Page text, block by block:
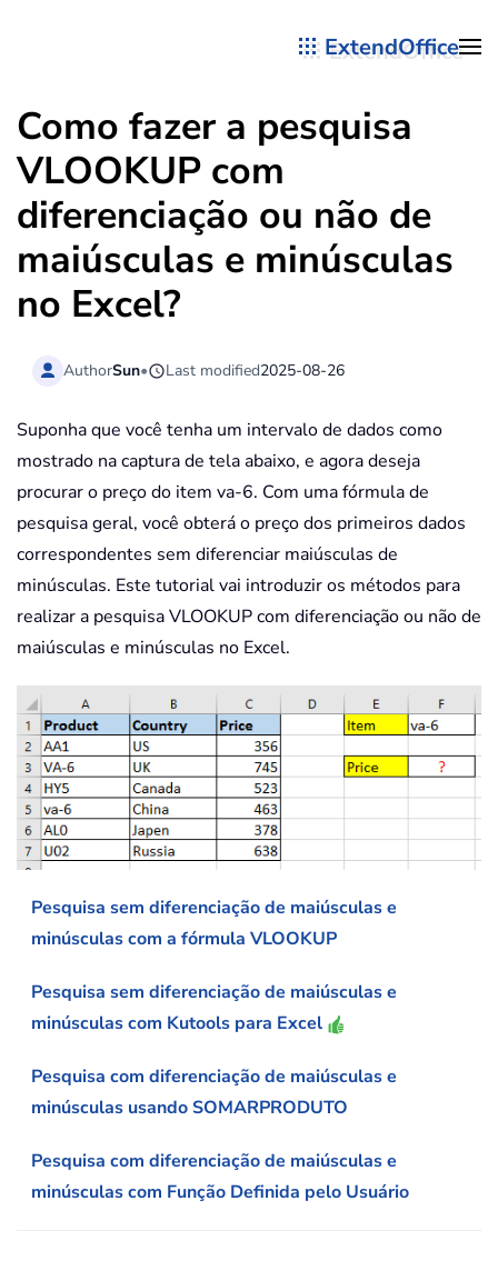
ExtendOffice
Como fazer a pesquisa
VLOOKUP com
diferenciação ou não de
maiúsculas e minúsculas
no Excel?
AuthorSun• Last modified2025-08-26
Suponha que você tenha um intervalo de dados como
mostrado na captura de tela abaixo, e agora deseja
procurar o preço do item va-6. Com uma fórmula de
pesquisa geral, você obterá o preço dos primeiros dados
correspondentes sem diferenciar maiúsculas de
minúsculas. Este tutorial vai introduzir os métodos para
realizar a pesquisa VLOOKUP com diferenciação ou não de
maiúsculas e minúsculas no Excel.
Pesquisa sem diferenciação de maiúsculas e
minúsculas com a fórmula VLOOKUP
Pesquisa sem diferenciação de maiúsculas e
minúsculas com Kutools para Excel
Pesquisa com diferenciação de maiúsculas e
minúsculas usando SOMARPRODUTO
Pesquisa com diferenciação de maiúsculas e
minúsculas com Função Definida pelo Usuário